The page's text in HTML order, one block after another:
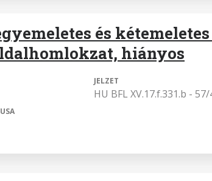
és
hiányos
JELZET
HU BFL XV.17.f.331.b - 57/